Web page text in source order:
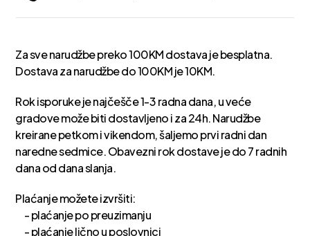
Za sve narudžbe preko 100KM dostava je besplatna.
Dostava za narudžbe do 100KM je 10KM.
Rok isporuke je najčešče 1-3 radna dana, u veće
gradove može biti dostavljeno i za 24h. Narudžbe
kreirane petkom i vikendom, šaljemo prvi radni dan
naredne sedmice. Obavezni rok dostave je do 7 radnih
dana od dana slanja.
Plaćanje možete izvršiti:
- plaćanje po preuzimanju
- plaćanje lično u poslovnici